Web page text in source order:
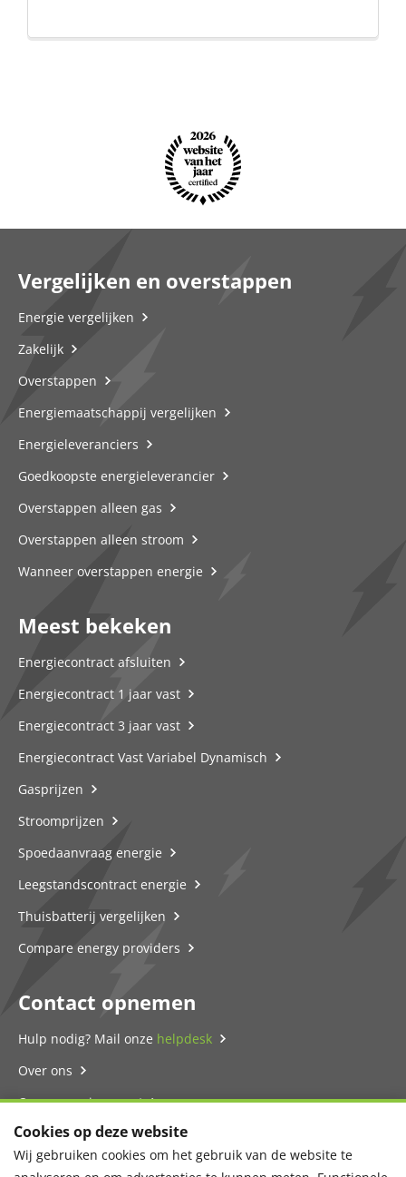
Cookies op deze website
Wij gebruiken cookies om het gebruik van de website te
Vergelijken en overstappen
Energie vergelijken
Zakelijk
Overstappen
Energiemaatschappij vergelijken
Energieleveranciers
Goedkoopste energieleverancier
Overstappen alleen gas
Overstappen alleen stroom
Wanneer overstappen energie
Meest bekeken
Energiecontract afsluiten
Energiecontract 1 jaar vast
Energiecontract 3 jaar vast
Energiecontract Vast Variabel Dynamisch
Gasprijzen
Stroomprijzen
Spoedaanvraag energie
Leegstandscontract energie
Thuisbatterij vergelijken
Compare energy providers
Contact opnemen
Hulp nodig? Mail onze helpdesk
Over ons
Onze energie-expert
Contact
Privacyverklaring